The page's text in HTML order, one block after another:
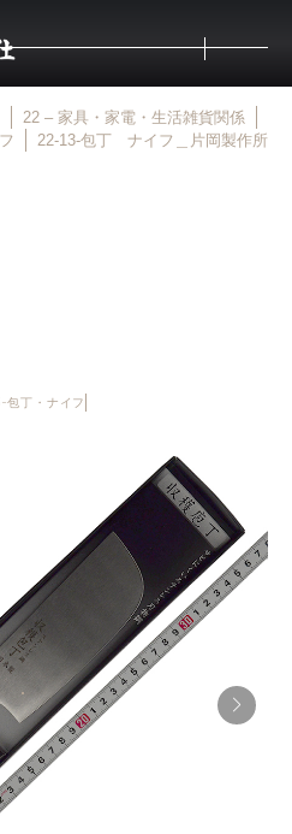
22 – 家具・家電・生活雑貨関係
22-13-包丁 ナイフ＿片岡製作所
包丁・ナイフ